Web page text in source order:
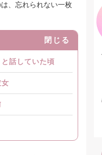
、忘れられない一枚
閉じる
と話していた頃